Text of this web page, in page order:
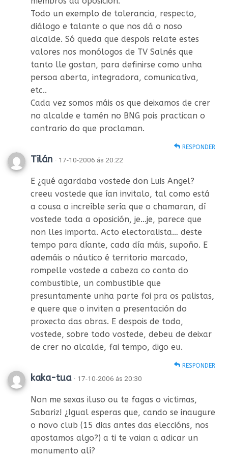
Todo un exemplo de tolerancia, respecto,
diálogo e talante o que nos dá o noso
alcalde. Só queda que despois relate estes
valores nos monólogos de TV Salnés que
tanto lle gostan, para definirse como unha
persoa aberta, integradora, comunicativa,
etc..
Cada vez somos máis os que deixamos de crer
no alcalde e tamén no BNG pois practican o
contrario do que proclaman.
RESPONDER
Tilán · 17-10-2006 ás 20:22
E ¿qué agardaba vostede don Luis Angel?
creeu vostede que ían invitalo, tal como está
a cousa o increíble sería que o chamaran, dí
vostede toda a oposición, je…je, parece que
non lles importa. Acto electoralista… deste
tempo para díante, cada día máis, supoño. E
ademáis o náutico é territorio marcado,
rompelle vostede a cabeza co conto do
combustible, un combustible que
presuntamente unha parte foi pra os palistas,
e quere que o inviten a presentación do
proxecto das obras. E despois de todo,
vostede, sobre todo vostede, debeu de deixar
de crer no alcalde, fai tempo, digo eu.
RESPONDER
kaka-tua · 17-10-2006 ás 20:30
Non me sexas iluso ou te fagas o victimas,
Sabariz! ¿Igual esperas que, cando se inaugure
o novo club (15 dias antes das eleccións, nos
apostamos algo?) a ti te vaian a adicar un
monumento alí?